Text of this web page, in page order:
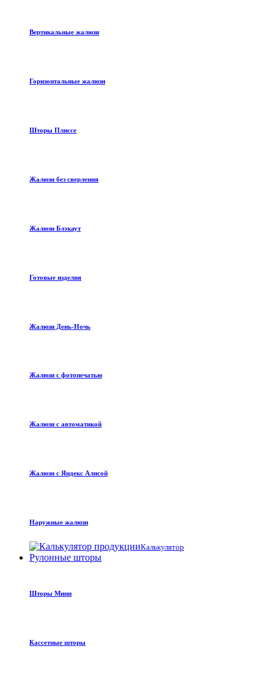
Вертикальные жалюзи
Горизонтальные жалюзи
Шторы Плиссе
Жалюзи без сверления
Жалюзи Блэкаут
Готовые изделия
Жалюзи День-Ночь
Жалюзи с фотопечатью
Жалюзи с автоматикой
Жалюзи с Яндекс Алисой
Наружные жалюзи
Калькулятор
Рулонные шторы
Шторы Мини
Кассетные шторы